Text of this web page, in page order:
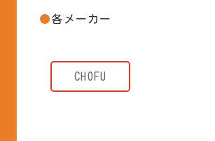
各メーカー
CHOFU